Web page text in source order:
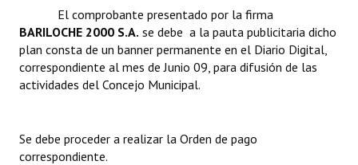
Informes de Gestión
Proyectos Presentados
Dictámenes Asesoría Letrada
Informes de Unidad Coordinadora
El comprobante presentado por la firma
BARILOCHE 2000 S.A. se debe a la pauta publicitaria dicho
plan consta de un banner permanente en el Diario Digital,
correspondiente al mes de Junio 09, para difusión de las
actividades del Concejo Municipal.
Se debe proceder a realizar la Orden de pago
correspondiente.